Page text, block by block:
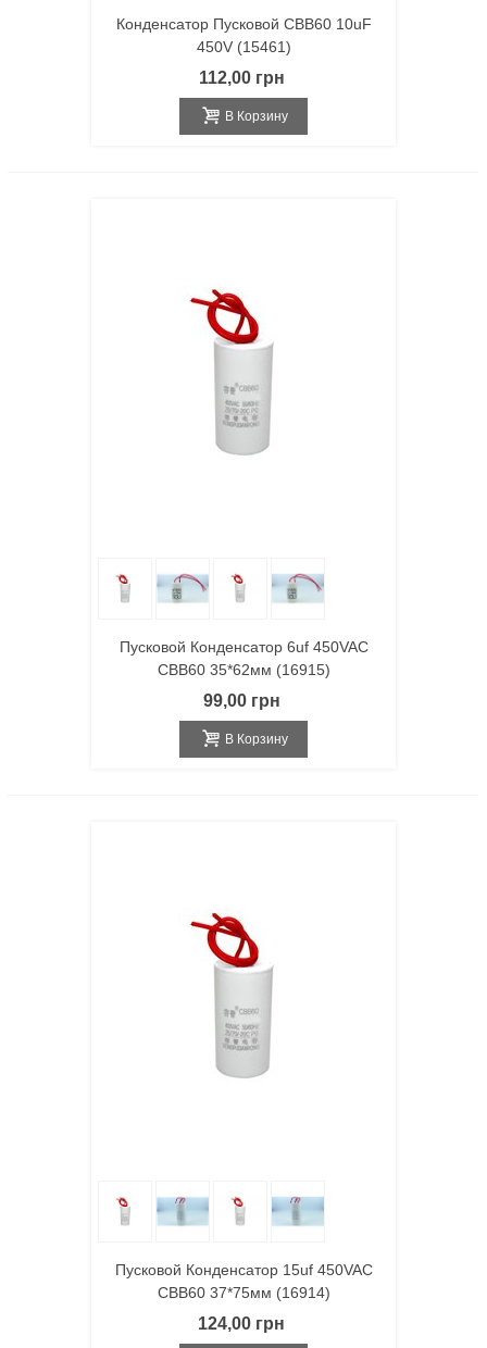
Конденсатор Пусковой CBB60 10uF
450V (15461)
112,00 грн
В Корзину
Пусковой Конденсатор 6uf 450VAC
CBB60 35*62мм (16915)
99,00 грн
В Корзину
Пусковой Конденсатор 15uf 450VAC
CBB60 37*75мм (16914)
124,00 грн